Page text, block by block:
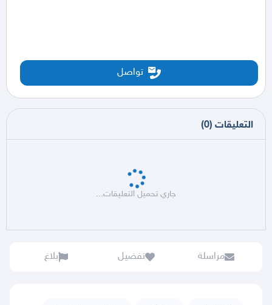
تواصل
التعليقات (
0
)
جاري تحميل التعليقات...
مراسلة تفضيل بلاغ